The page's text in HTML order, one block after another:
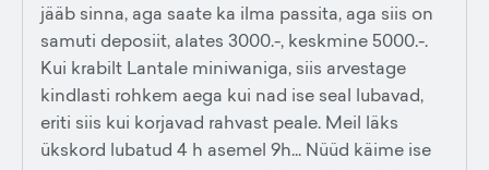
jääb sinna, aga saate ka ilma passita, aga siis on
samuti deposiit, alates 3000.-, keskmine 5000.-.
Kui krabilt Lantale miniwaniga, siis arvestage
kindlasti rohkem aega kui nad ise seal lubavad,
eriti siis kui korjavad rahvast peale. Meil läks
ükskord lubatud 4 h asemel 9h... Nüüd käime ise